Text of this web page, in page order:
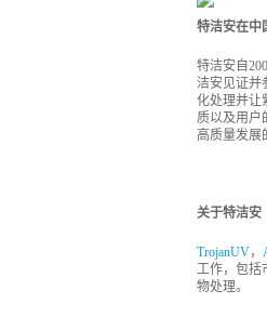
特洁安在中
特洁安自
洁安见证并
化处理并让
质以及用户
高质量发展
关于特洁安
TrojanUV，
工作，包括
物处理。